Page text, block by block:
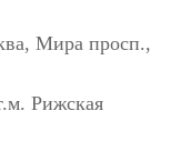
Мира просп.,
Рижская